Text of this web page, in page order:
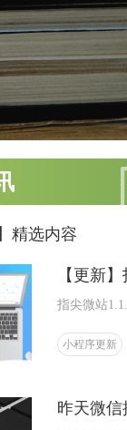
精选内容
【更新
指尖微站
小程序更新
昨天微